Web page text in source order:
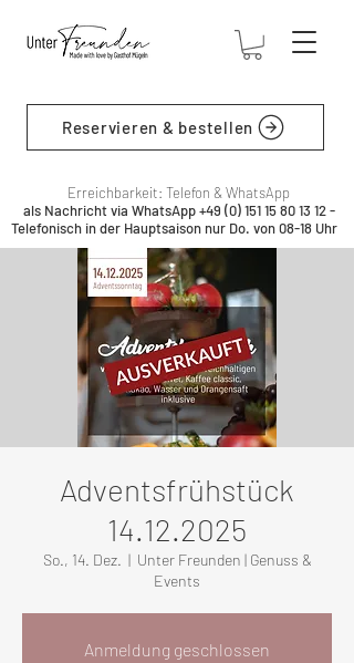
Reservieren & bestellen
Erreichbarkeit: Telefon & WhatsApp
als Nachricht via WhatsApp+49 (0) 151 15 80 13 12-
Telefonisch in der Hauptsaison nur Do. von 08-18 Uhr
Adventsfrühstück
14.12.2025
So., 14. Dez.
  |
Unter Freunden | Genuss &
Events
Anmeldung geschlossen